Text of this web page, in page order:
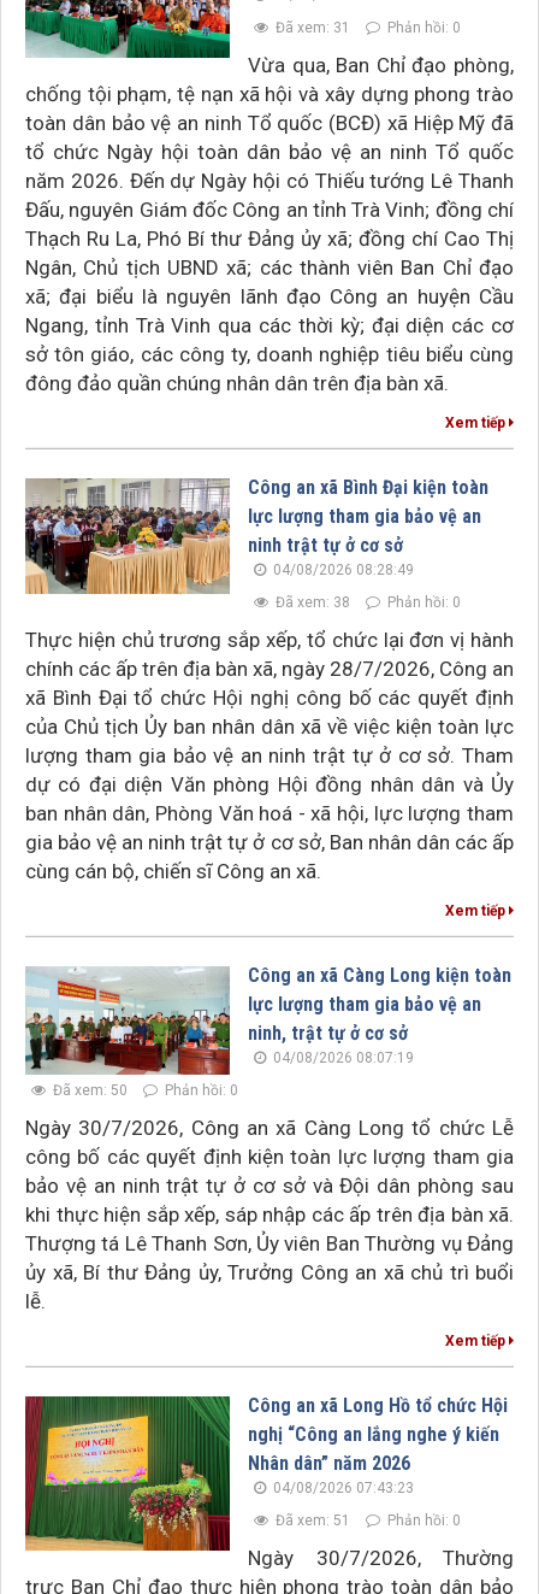
Đã xem: 31
Phản hồi: 0
Vừa qua, Ban Chỉ đạo phòng,
chống tội phạm, tệ nạn xã hội và xây dựng phong trào
toàn dân bảo vệ an ninh Tổ quốc (BCĐ) xã Hiệp Mỹ đã
tổ chức Ngày hội toàn dân bảo vệ an ninh Tổ quốc
năm 2026. Đến dự Ngày hội có Thiếu tướng Lê Thanh
Đấu, nguyên Giám đốc Công an tỉnh Trà Vinh; đồng chí
Thạch Ru La, Phó Bí thư Đảng ủy xã; đồng chí Cao Thị
Ngân, Chủ tịch UBND xã; các thành viên Ban Chỉ đạo
xã; đại biểu là nguyên lãnh đạo Công an huyện Cầu
Ngang, tỉnh Trà Vinh qua các thời kỳ; đại diện các cơ
sở tôn giáo, các công ty, doanh nghiệp tiêu biểu cùng
đông đảo quần chúng nhân dân trên địa bàn xã.
Xem tiếp
Công an xã Bình Đại kiện toàn
lực lượng tham gia bảo vệ an
ninh trật tự ở cơ sở
04/08/2026 08:28:49
Đã xem: 38
Phản hồi: 0
Thực hiện chủ trương sắp xếp, tổ chức lại đơn vị hành
chính các ấp trên địa bàn xã, ngày 28/7/2026, Công an
xã Bình Đại tổ chức Hội nghị công bố các quyết định
của Chủ tịch Ủy ban nhân dân xã về việc kiện toàn lực
lượng tham gia bảo vệ an ninh trật tự ở cơ sở. Tham
dự có đại diện Văn phòng Hội đồng nhân dân và Ủy
ban nhân dân, Phòng Văn hoá - xã hội, lực lượng tham
gia bảo vệ an ninh trật tự ở cơ sở, Ban nhân dân các ấp
cùng cán bộ, chiến sĩ Công an xã.
Xem tiếp
Công an xã Càng Long kiện toàn
lực lượng tham gia bảo vệ an
ninh, trật tự ở cơ sở
04/08/2026 08:07:19
Đã xem: 50
Phản hồi: 0
Ngày 30/7/2026, Công an xã Càng Long tổ chức Lễ
công bố các quyết định kiện toàn lực lượng tham gia
bảo vệ an ninh trật tự ở cơ sở và Đội dân phòng sau
khi thực hiện sắp xếp, sáp nhập các ấp trên địa bàn xã.
Thượng tá Lê Thanh Sơn, Ủy viên Ban Thường vụ Đảng
ủy xã, Bí thư Đảng ủy, Trưởng Công an xã chủ trì buổi
lễ.
Xem tiếp
Công an xã Long Hồ tổ chức Hội
nghị “Công an lắng nghe ý kiến
Nhân dân” năm 2026
04/08/2026 07:43:23
Đã xem: 51
Phản hồi: 0
Ngày 30/7/2026, Thường
trực Ban Chỉ đạo thực hiện phong trào toàn dân bảo